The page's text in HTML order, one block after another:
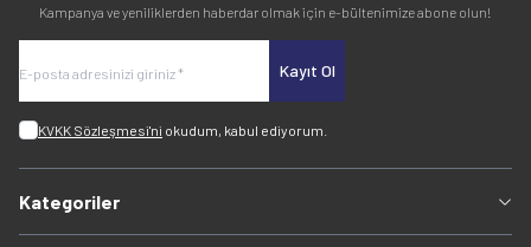
Kampanya ve yeniliklerden haberdar olmak için e-bültenimize abone olun!
Kayıt Ol
KVKK Sözleşmesi'ni okudum, kabul ediyorum.
Kategoriler